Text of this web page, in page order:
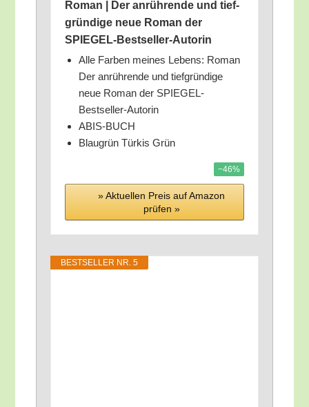
Roman | Der anrüh­ren­de und tief­
grün­di­ge neue Roman der
SPIEGEL-Bestseller-Autorin
Alle Far­ben mei­nes Lebens: Roman
Der anrüh­ren­de und tief­grün­di­ge
neue Roman der SPIEGEL-
Bestseller-Autorin
ABIS-BUCH
Blau­grün Tür­kis Grün
−46%
» Aktu­el­len Preis auf Ama­zon
prü­fen »
BEST­SEL­LER NR. 5